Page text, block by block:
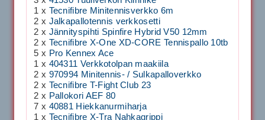
1 x Tecnifibre Minitennisverkko 6m
2 x Jalkapallotennis verkkosetti
2 x Jännityspihti Spinfire Hybrid V50 12mm
2 x Tecnifibre X-One XD-CORE Tennispallo 10tb
5 x Pro Kennex Ace
1 x 404311 Verkkotolpan maakiila
2 x 970994 Minitennis- / Sulkapalloverkko
2 x Tecnifibre T-Fight Club 23
2 x Pallokori AEF 80
7 x 40881 Hiekkanurmiharja
1 x Tecnifibre X-Tra Nahkagrippi